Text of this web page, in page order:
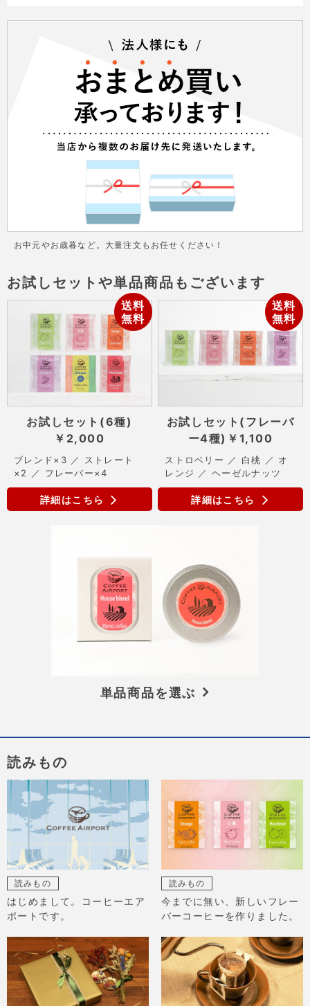
お中元やお歳暮など。大量注文もお任せください！
お試しセットや単品商品もございます
送料
無料
お試しセット(6種)
￥2,000
ブレンド×3 ／ ストレート
×2 ／ フレーバー×4
詳細はこちら
送料
無料
お試しセット(フレーバ
ー4種) ￥1,100
ストロベリー ／ 白桃 ／ オ
レンジ ／ ヘーゼルナッツ
詳細はこちら
単品商品を選ぶ
読みもの
読みもの
はじめまして。コーヒーエア
ポートです。
読みもの
今までに無い、新しいフレー
バーコーヒーを作りました。